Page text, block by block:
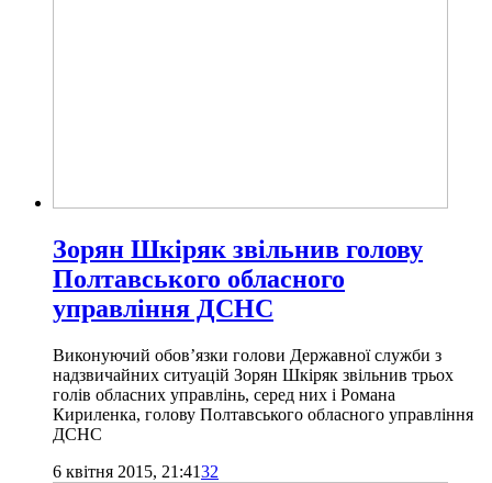
Зорян Шкіряк звільнив голову
Полтавського обласного
управління ДСНС
Виконуючий обов’язки голови Державної служби з
надзвичайних ситуацій Зорян Шкіряк звільнив трьох
голів обласних управлінь, серед них і Романа
Кириленка, голову Полтавського обласного управління
ДСНС
6 квітня 2015, 21:4132